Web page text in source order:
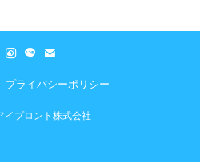
プライバシーポリシー
イプロント株式会社